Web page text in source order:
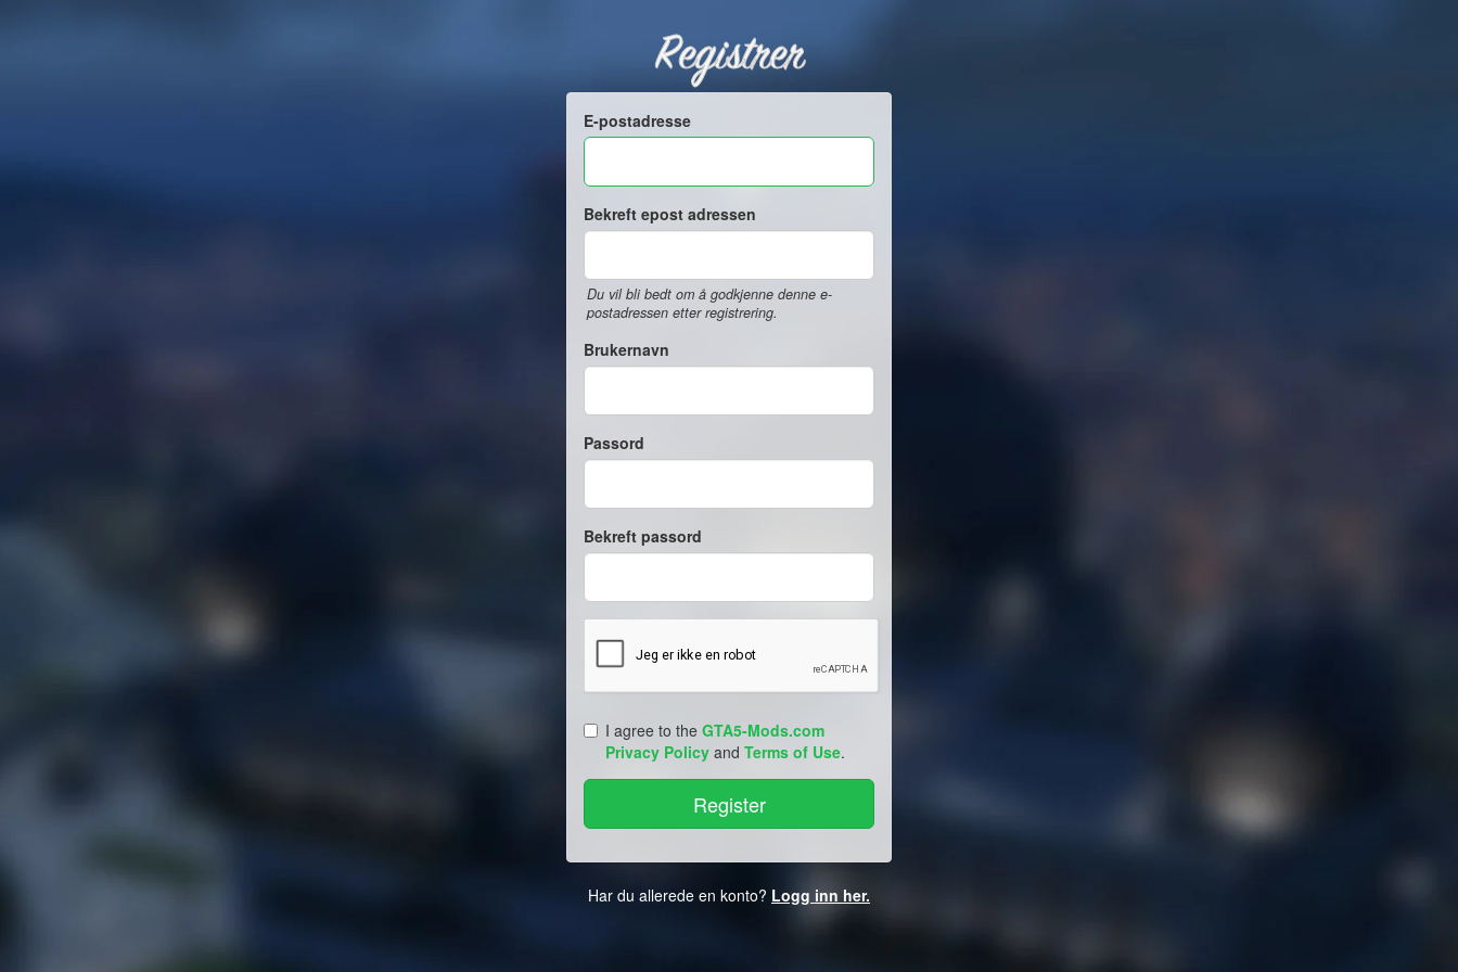
Registrer
E-postadresse
Bekreft epost adressen
Du vil bli bedt om å godkjenne denne e-
postadressen etter registrering.
Brukernavn
Passord
Bekreft passord
I agree to the GTA5-Mods.com
Privacy Policy and Terms of Use.
Har du allerede en konto? Logg inn her.